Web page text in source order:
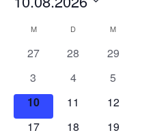
Kalender
von
M D M
0
27
0
28
0
29
0
Veranstaltungen
3
0
4
0
5
0
Veranstaltungen
10
0
11
0
12
0
17
0
18
0
19